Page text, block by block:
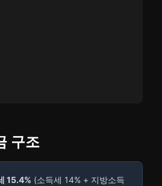
구조
15.4% (소득세 14% + 지방소득